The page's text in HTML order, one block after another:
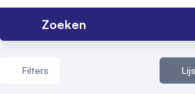
Locatiegids
Meld locatie aan
Nieuws
Zoeken
Filters